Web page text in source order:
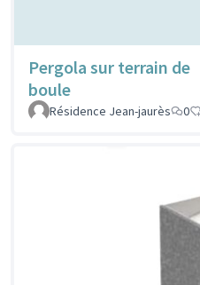
Pergola sur terrain de
boule
Résidence Jean-jaurès
0